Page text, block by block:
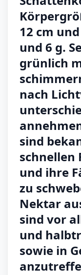
12 cm
und 6 g.
grünlich
nach
sind
schnellen
und ihre
zu
Nektar
sind vor
und
sowie in